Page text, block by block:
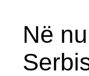
Në